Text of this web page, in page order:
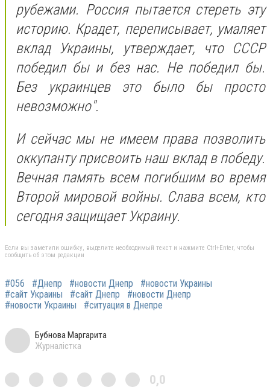
рубежами. Россия пытается стереть эту
историю. Крадет, переписывает, умаляет
вклад Украины, утверждает, что СССР
победил бы и без нас. Не победил бы.
Без украинцев это было бы просто
невозможно".
И сейчас мы не имеем права позволить
оккупанту присвоить наш вклад в победу.
Вечная память всем погибшим во время
Второй мировой войны. Слава всем, кто
сегодня защищает Украину.
Если вы заметили ошибку, выделите необходимый текст и нажмите Ctrl+Enter, чтобы
сообщить об этом редакции
#056 #Днепр #новости Днепр
#новости Украины
#сайт Украины
#сайт Днепр
#новости Днепр
#новости Украины
#ситуация в Днепре
Бубнова Маргарита
Журналістка
0,0